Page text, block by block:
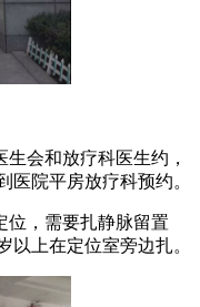
会和放疗科医生约，
医院平房放疗科预约。
位，需要扎静脉留置
以上在定位室旁边扎。